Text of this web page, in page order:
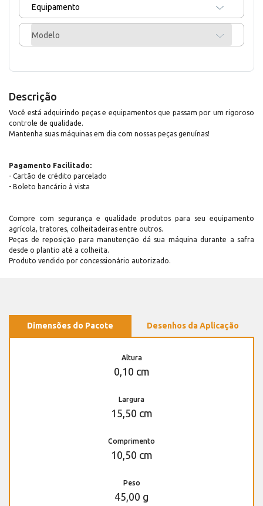
Equipamento
Modelo
Descrição
Você está adquirindo peças e equipamentos que passam por um rigoroso
controle de qualidade.
Mantenha suas máquinas em dia com nossas peças genuínas!
Pagamento Facilitado:
- Cartão de crédito parcelado
- Boleto bancário à vista
Compre com segurança e qualidade produtos para seu equipamento
agrícola, tratores, colheitadeiras entre outros.
Peças de reposição para manutenção dá sua máquina durante a safra
desde o plantio até a colheita.
Produto vendido por concessionário autorizado.
Dimensões do Pacote Desenhos da Aplicação
Altura
0,10 cm
Largura
15,50 cm
Comprimento
10,50 cm
Peso
45,00 g